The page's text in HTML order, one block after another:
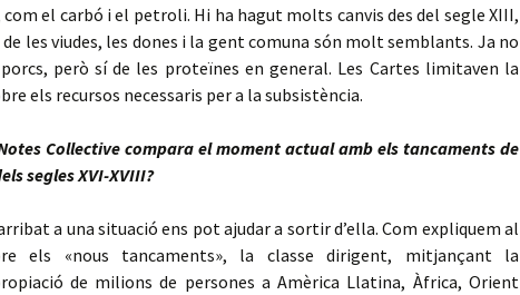
el carbó i el petroli. Hi ha hagut molts canvis des del segle XIII,
les viudes, les dones i la gent comuna són molt semblants. Ja no
però sí de les proteïnes en general. Les Cartes limitaven la
els recursos necessaris per a la subsistència.
Collective compara el moment actual amb els tancaments de
segles XVI-XVIII?
a una situació ens pot ajudar a sortir d’ella. Com expliquem al
els «nous tancaments», la classe dirigent, mitjançant la
de milions de persones a Amèrica Llatina, Àfrica, Orient